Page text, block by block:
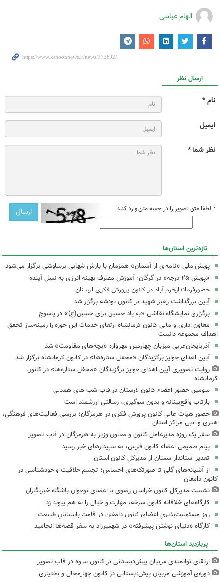
الهام عباسی
ارسال نظر
نام *
ایمیل
نظر شما *
* لطفا متن تصویر را در جعبه متن وارد کنید
تازه‌ترین استان‌ها
پویش ملی «نامه‌ای از آسمان» همزمان با بارش شهابی برساوشی برگزار می‌شود
«پویش ۲۵ درجه» در گرگان؛ آموزش مصرف بهینه انرژی به نسل آینده
حضورفرماندارخرم آباد در کانون پرورش فکری لرستان
آیین بزرگداشت رهبر شهید در کانون نودشه برگزار شد
برگزاری نمایشگاه نقاشی «به یاد حسین برای حسین(ع)» در یاسوج
معاون اداری و مالی کانون کرمانشاه ارتقای خدمات این حوزه را زمینه‌ساز تحقق
اهداف مجموعه دانست
آذربایجان‌غربی میزبان چهارمین مهرواره «بچه‌های مقاومت» شد
آیین اهدای جوایز برگزیدگان «محفل ستاره‌ها» در کانون کرمانشاه برگزار شد
روایت تصویری آیین اهدای جوایز برگزیدگان «محفل ستاره‌ها» در کانون
کرمانشاه
سومین حضور اعضاء کانون لارستان در قاب شب های همدلی
بازتاب واقع‌بینانه و بدون سوگیری، رسالتی ارزشمند است
حضور هیات عالی کانون پرورش فکری در هرمزگان؛ بررسی فعالیت‌های فرهنگی،
هنری و ادبی مراکز استان
سفر یک روزه مدیرعامل کانون و معاون وزیر به هرمزگان در قاب تصویر
پیام صمیمی اعضاء کانون فارس، به سپیدارهای خبر رسید
تقدیر استاندار سمنان از مدیرکل کانون استان
از آشیانه‌های گِلی تا صورتک‌های احساس؛ تجسم خلاقیت و خودشناسی در
کانون دامغان
نشست مدیرکل کانون خراسان رضوی با اعضای نوجوان باشگاه خبرنگاران
کارگاه‌های خلاقانه کانون سرخه، مهارت و خیال را به هم پیوند زد
روزِ مسئولیت‌پذیریِ اعضای کانون دامغان در قامتِ پاسبانانِ طبیعت
کارگاه «دنیای نوشتن پیشرفته» در شهمیرزاد به سفر قصه‌ها انجامید
پربازدید استان‌ها
ارتقای توانمندی مربیان پیش‌دبستانی در کانون ساوه در قاب تصویر
دوره‌ی آموزشی مربیان پیش‌دبستانی در کانون چهارمحال و بختیاری